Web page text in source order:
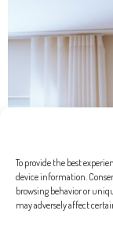
To provide the best
device information.
browsing behavior or
may adversely affect